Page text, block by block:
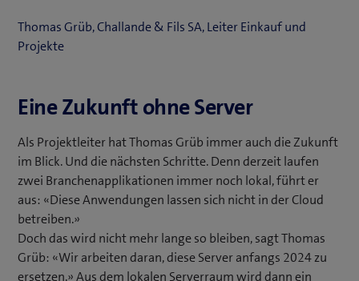
Thomas Grüb, Challande & Fils SA, Leiter Einkauf und
Projekte
Eine Zukunft ohne Server
Als Projektleiter hat Thomas Grüb immer auch die Zukunft
im Blick. Und die nächsten Schritte. Denn derzeit laufen
zwei Branchenapplikationen immer noch lokal, führt er
aus: «Diese Anwendungen lassen sich nicht in der Cloud
betreiben.»
Doch das wird nicht mehr lange so bleiben, sagt Thomas
Grüb: «Wir arbeiten daran, diese Server anfangs 2024 zu
ersetzen.» Aus dem lokalen Serverraum wird dann ein